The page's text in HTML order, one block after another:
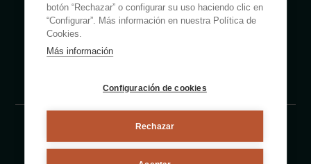
Política de privacidad
By eMascaró
botón “Rechazar” o configurar su uso haciendo clic en
“Configurar”. Más información en nuestra Política de
Cookies.
Más información
Configuración de cookies
Rechazar